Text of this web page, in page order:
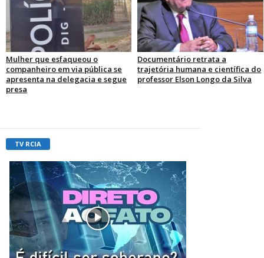
Mulher que esfaqueou o
companheiro em via pública se
apresenta na delegacia e segue
presa
Documentário retrata a
trajetória humana e científica do
professor Elson Longo da Silva
TV RCIA